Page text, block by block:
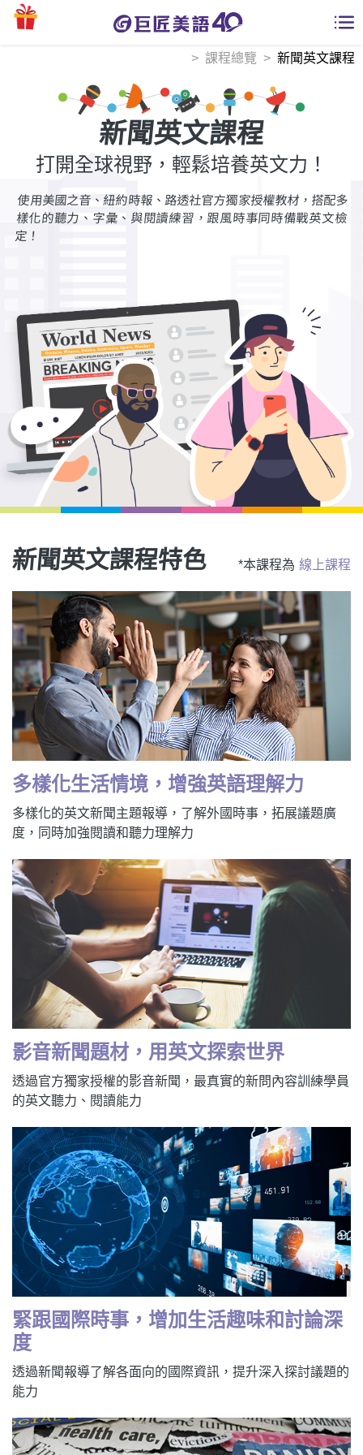
日語課程總表
英文課程總表
英文會話
英文檢定
TOEIC 多益課程
IELTS 雅思課程
GEPT 全民英檢課程
TOEFL 托福課程
能力養成
自然發音
英文聽力養成
開口溜英文
旅遊英文
情境閱讀
英文文法技巧
英文寫作
Cengage TED Talks
CNN聽力強化
新聞英文
特色課程
主題課程
英語俱樂部
ECAM
線上真人
日語
韓語
西班牙語
兒童美語
更多
一對一家教
企業訓練
數位學習教材
開課查詢
全國分校
多益秒學堂
影音學英文
英文能力測驗
學習分享
學員故事
學員讚出來
活動花絮
校園贊助
企業服務
學員專區
Recruiting
課程總覽 新聞英文課程
新聞英文課程
打開全球視野，輕鬆培養英文力！
使用美國之音、紐約時報、路透社官方獨家授權教材，搭配多
樣化的聽力、字彙、與閱讀練習，跟風時事同時備戰英文檢
定！
新聞英文課程特色 *本課程為 線上課程
多樣化生活情境，增強英語理解力
多樣化的英文新聞主題報導，了解外國時事，拓展議題廣
度，同時加強閱讀和聽力理解力
影音新聞題材，用英文探索世界
透過官方獨家授權的影音新聞，最真實的新問內容訓練學員
的英文聽力、閱讀能力
緊跟國際時事，增加生活趣味和討論深
度
透過新聞報導了解各面向的國際資訊，提升深入探討議題的
能力